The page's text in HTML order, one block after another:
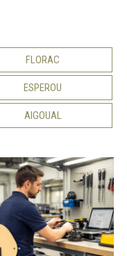
FLORAC
ESPEROU
AIGOUAL